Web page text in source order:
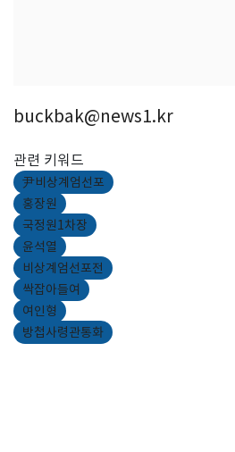
buckbak@news1.kr
관련 키워드
尹비상계엄선포
홍장원
국정원1차장
윤석열
비상계엄선포전
싹잡아들여
여인형
방첩사령관통화